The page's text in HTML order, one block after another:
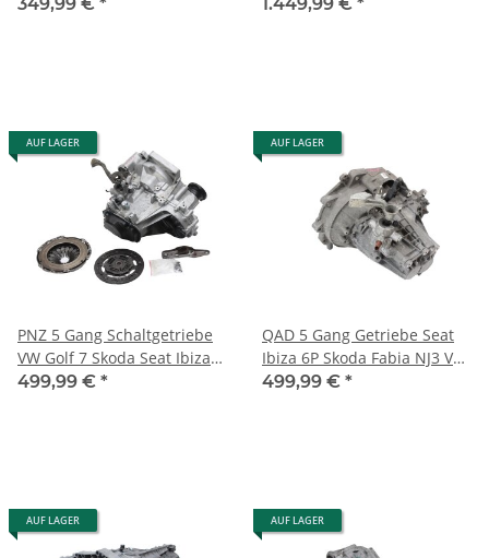
AUF LAGER
PNZ 5 Gang Schaltgetriebe
VW Golf 7 Skoda Seat Ibiza
6J 1,2 TSI 63-66-77-81 kW
499,99 € *
AUF LAGER
QAD 5 Gang Getriebe Seat
Ibiza 6P Skoda Fabia NJ3 VW
Polo 6C 1,0 Ltr. 55KW
499,99 € *
AUF LAGER AUF LAGER